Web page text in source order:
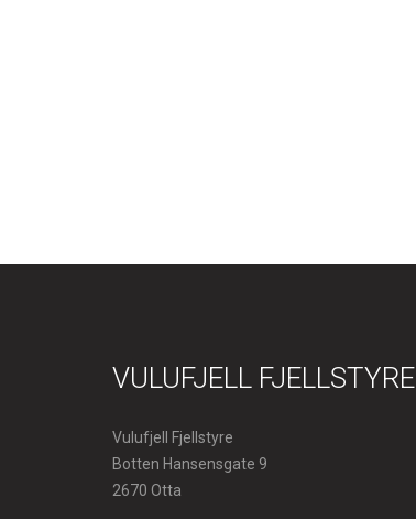
VULUFJELL FJELLSTYRE
Vulufjell Fjellstyre
Botten Hansensgate 9
2670 Otta